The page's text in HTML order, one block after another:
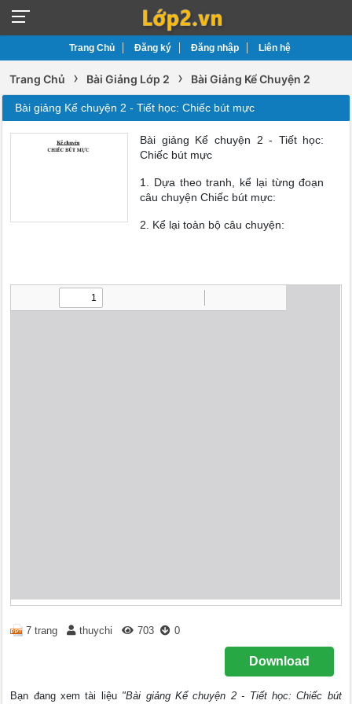
Trang Chủ Đăng ký Đăng nhập Liên hệ
Trang Chủ › Bài Giảng Lớp 2 › Bài Giảng Kể Chuyện 2
Bài giảng Kể chuyện 2 - Tiết học: Chiếc bút mực
Bài giảng Kể chuyện 2 - Tiết học:
Chiếc bút mực
1. Dựa theo tranh, kể lại từng đoạn
câu chuyện Chiếc bút mực:
2. Kể lại toàn bộ câu chuyện:
7 trang thuychi 703 0
Download
Bạn đang xem tài liệu "Bài giảng Kể chuyện 2 - Tiết học: Chiếc bút